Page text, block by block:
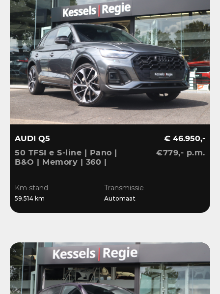
AUDI Q5
50 TFSI e S-line | Pano |
B&O | Memory | 360 |
CarPlay
€ 46.950,-
€779,- p.m.
Km stand
59.514 km
Transmissie
Automaat